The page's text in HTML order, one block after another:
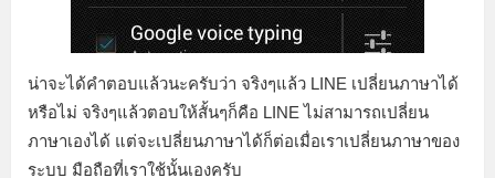
น่าจะได้คำตอบแล้วนะครับว่า จริงๆแล้ว LINE เปลี่ยนภาษาได้
หรือไม่ จริงๆแล้วตอบให้สั้นๆก็คือ LINE ไม่สามารถเปลี่ยน
ภาษาเองได้ แต่จะเปลี่ยนภาษาได้ก็ต่อเมื่อเราเปลี่ยนภาษาของ
ระบบ มือถือที่เราใช้นั้นเองครับ